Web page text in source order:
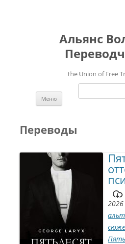
Альянс
the Union of Free
Найти:
Меню
Переводы
2026